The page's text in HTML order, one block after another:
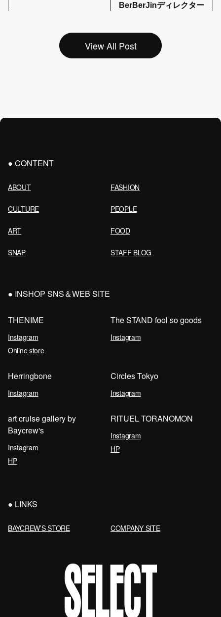
BerBerJinディレクター
View All Post
CONTENT
ABOUT FASHION
CULTURE PEOPLE
ART FOOD
SNAP STAFF BLOG
INSHOP SNS＆WEB SITE
THENIME
Instagram
Online store
The STAND fool so goods
Instagram
Herringbone
Instagram
Circles Tokyo
Instagram
art cruise gallery by
Baycrew's
Instagram
HP
RITUEL TORANOMON
Instagram
HP
LINKS
BAYCREW’S STORE COMPANY SITE